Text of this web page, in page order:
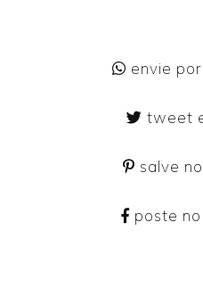
envie
tweet
salve
poste